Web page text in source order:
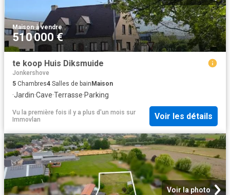
Maison·à vendre
510 000 €
te koop Huis Diksmuide
Jonkershove
5 Chambres4 Salles de bain Maison
·Jardin·Cave·Terrasse·Parking
Vu la première fois il y a plus d'un mois sur
Immovlan
Voir les détails
Voir la photo